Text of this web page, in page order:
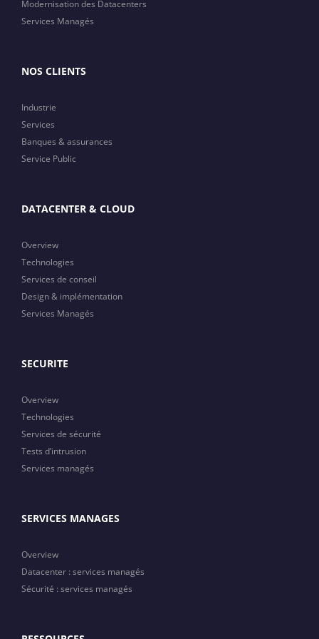
Modernisation des Datacenters
Services Managés
NOS CLIENTS
Industrie
Services
Banques & assurances
Service Public
DATACENTER & CLOUD
Overview
Technologies
Services de conseil
Design & implémentation
Services Managés
SECURITE
Overview
Technologies
Services de sécurité
Tests d’intrusion
Services managés
SERVICES MANAGES
Overview
Datacenter : services managés
Sécurité : services managés